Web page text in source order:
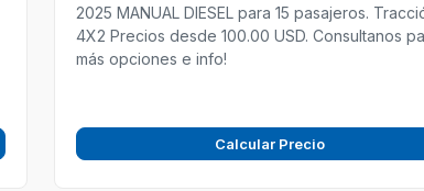
2025 MANUAL DIESEL para 15 pasajeros.
4X2 Precios desde 100.00 USD. Consultanos
más opciones e info!
Calcular Precio